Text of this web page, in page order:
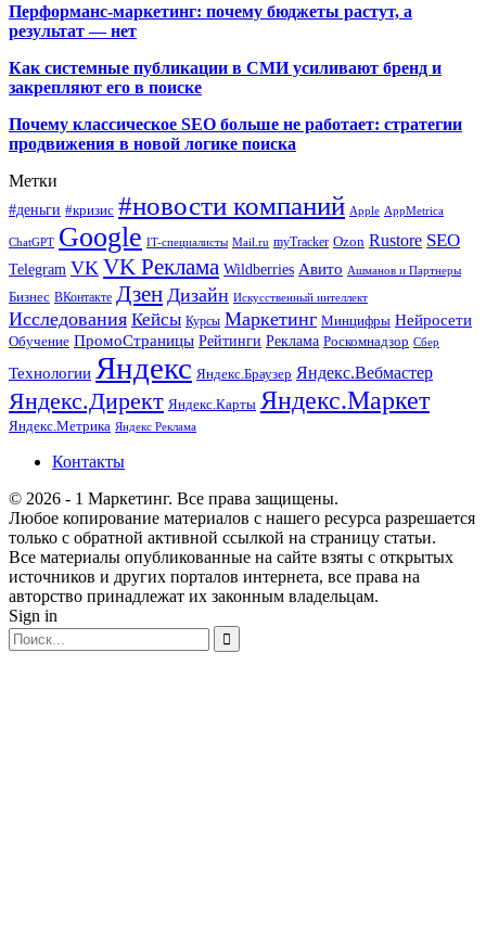
Перформанс-маркетинг: почему бюджеты растут, а
результат — нет
Как системные публикации в СМИ усиливают бренд и
закрепляют его в поиске
Почему классическое SEO больше не работает: стратегии
продвижения в новой логике поиска
Метки
#деньги #кризис #новости компаний Apple AppMetrica
ChatGPT Google IT-специалисты Mail.ru myTracker Ozon Rustore SEO
Telegram VK VK Реклама Wildberries Авито Ашманов и Партнеры
Бизнес ВКонтакте Дзен Дизайн Искусственный интеллект
Исследования Кейсы Курсы Маркетинг Минцифры Нейросети
Обучение ПромоСтраницы Рейтинги Реклама Роскомнадзор Сбер
Технологии Яндекс Яндекс.Браузер Яндекс.Вебмастер
Яндекс.Директ Яндекс.Карты Яндекс.Маркет
Яндекс.Метрика Яндекс Реклама
Контакты
© 2026 - 1 Маркетинг. Все права защищены.
Любое копирование материалов с нашего ресурса разрешается
только с обратной активной ссылкой на страницу статьи.
Все материалы опубликованные на сайте взяты с открытых
источников и других порталов интернета, все права на
авторство принадлежат их законным владельцам.
Sign in